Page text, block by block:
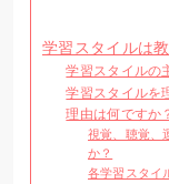
学習スタイルは
学習スタイルの
学習スタイルを
理由は何ですか
視覚、聴覚、
か？
各学習スタイ